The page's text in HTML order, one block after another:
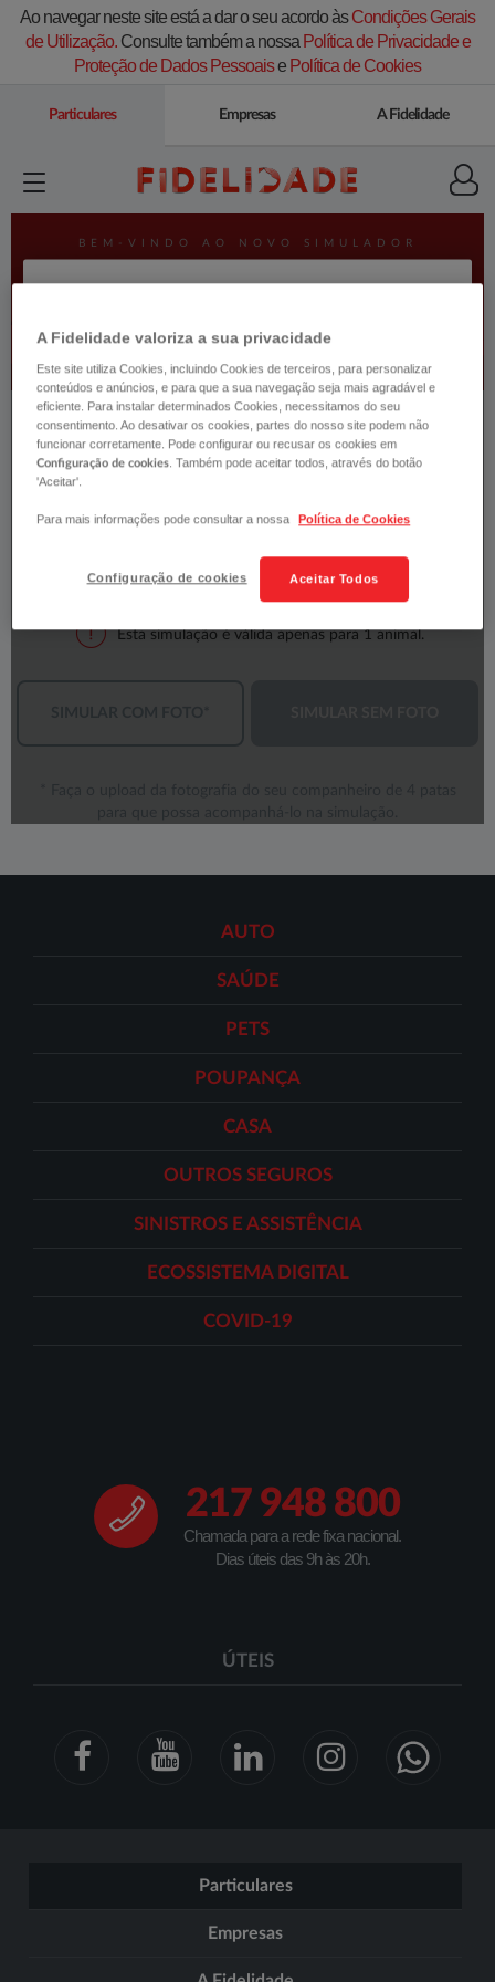
Ao navegar neste site está a dar o seu acordo àsCondições Gerais
de Utilização.Consulte também a nossa Política de Privacidade e
Proteção de Dados Pessoaise Política de Cookies
Particulares Empresas A Fidelidade
AUTO
SAÚDE
PETS
POUPANÇA
CASA
OUTROS SEGUROS
SINISTROS E ASSISTÊNCIA
ECOSSISTEMA DIGITAL
COVID-19
217 948 800
Chamada para a rede fixa nacional.
Dias úteis das 9h às 20h.
ÚTEIS
Particulares
Empresas
A Fidelidade valoriza a sua privacidade
Este site utiliza Cookies, incluindo Cookies de terceiros, para personalizar
conteúdos e anúncios, e para que a sua navegação seja mais agradável e
eficiente. Para instalar determinados Cookies, necessitamos do seu
consentimento. Ao desativar os cookies, partes do nosso site podem não
funcionar corretamente. Pode configurar ou recusar os cookies em
Configuração de cookies. Também pode aceitar todos, através do botão
'Aceitar'.
Para mais informações pode consultar a nossa Política de Cookies
Aceitar Todos
Configuração de cookies